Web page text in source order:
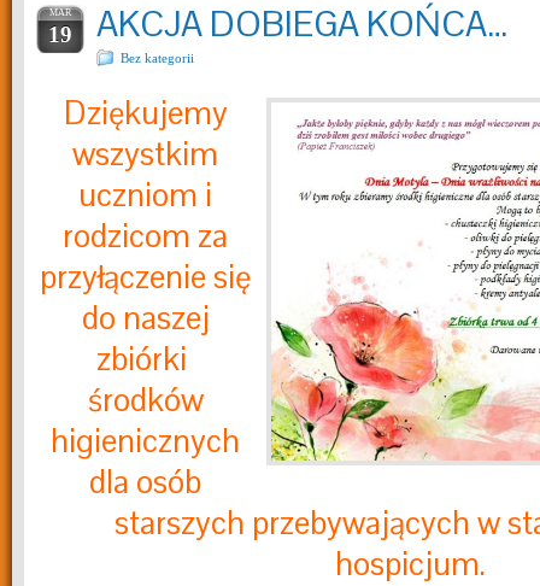
MAR
19 AKCJA DOBIEGA KOŃCA…
Bez kategorii
Dziękujemy
wszystkim
uczniom i
rodzicom za
przyłączenie się
do naszej
zbiórki
środków
higienicznych
dla osób
starszych przebywających w
hospicjum.